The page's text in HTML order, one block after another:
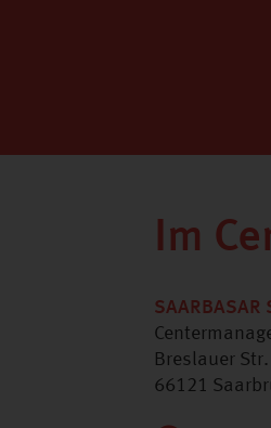
Im
SAARBASAR
Breslauer
66121